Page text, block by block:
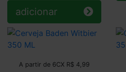
adicionar
A partir de 6CX R$ 4,99